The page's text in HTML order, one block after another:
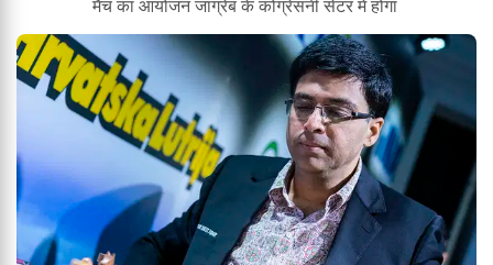
मैच का आयोजन जाग्रेब के कोंग्रेसनी सेंटर में होगा